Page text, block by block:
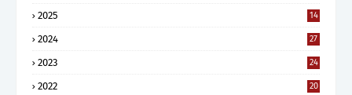
2025 14
2024 27
2023 24
2022 20